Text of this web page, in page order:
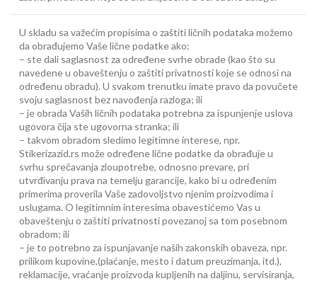
U skladu sa važećim propisima o zaštiti ličnih podataka možemo
da obrađujemo Vaše lične podatke ako:
– ste dali saglasnost za određene svrhe obrade (kao što su
navedene u obaveštenju o zaštiti privatnosti koje se odnosi na
određenu obradu). U svakom trenutku imate pravo da povučete
svoju saglasnost bez navođenja razloga; ili
– je obrada Vaših ličnih podataka potrebna za ispunjenje uslova
ugovora čija ste ugovorna stranka; ili
– takvom obradom sledimo legitimne interese, npr.
Stikerizazid.rs može određene lične podatke da obrađuje u
svrhu sprečavanja zloupotrebe, odnosno prevare, pri
utvrđivanju prava na temelju garancije, kako bi u određenim
primerima proverila Vaše zadovoljstvo njenim proizvodima i
uslugama. O legitimnim interesima obavestićemo Vas u
obaveštenju o zaštiti privatnosti povezanoj sa tom posebnom
obradom; ili
– je to potrebno za ispunjavanje naših zakonskih obaveza, npr.
prilikom kupovine,(plaćanje, mesto i datum preuzimanja, itd.),
reklamacije, vraćanje proizvoda kupljenih na daljinu, servisiranja,